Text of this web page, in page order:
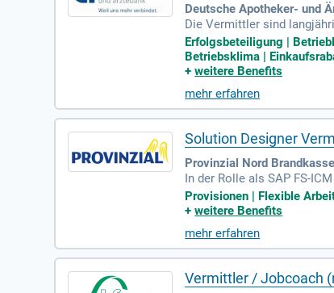
Deutsche Apotheker- und
Die Vermittler sind
bilie, Investition). Die
Erfolgsbeteiligung |
Betriebsklima |
+weitere Benefits
mehr erfahren
Solution Designer
Provinzial Nord
In der Rolle als SAP FS-
bist aktiv in der Erstellung
ng des laufenden Betriebs
ver Konzepte zur
schafts-)Informatik ist
Provisionen | Flexible
+weitere Benefits
mehr erfahren
Vermittler / Jobcoach